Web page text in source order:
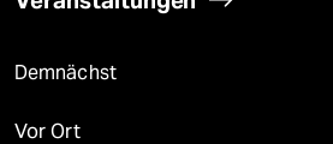
Demnächst
Vor Ort